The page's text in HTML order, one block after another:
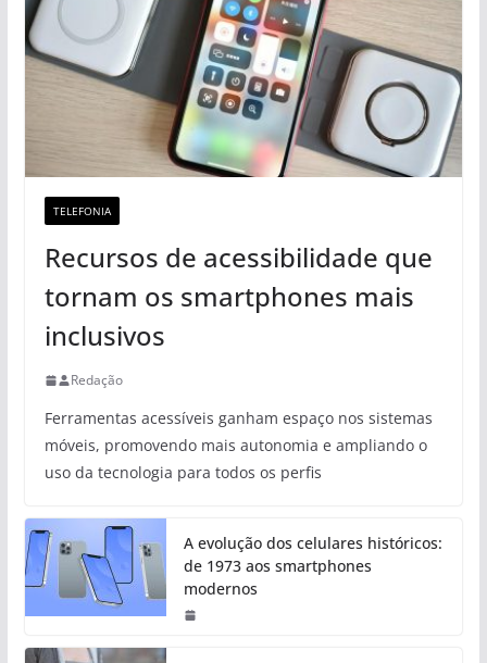
TELEFONIA
Recursos de acessibilidade que
tornam os smartphones mais
inclusivos
Redação
Ferramentas acessíveis ganham espaço nos sistemas
móveis, promovendo mais autonomia e ampliando o
uso da tecnologia para todos os perfis
A evolução dos celulares históricos:
de 1973 aos smartphones
modernos